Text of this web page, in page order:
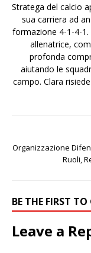
Stratega del calcio
sua carriera ad
formazione 4-1-4-
allenatrice,
profonda
aiutando le
campo. Clara
Organizzazione
Ruoli,
BE THE FIRST
Leave a